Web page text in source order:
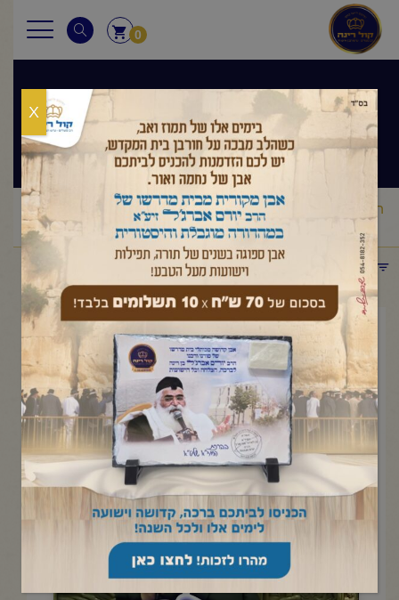
0
שיעורי הרב
ראשי שיעורי הרב /מסר יומי/הרב יורם אברג'ל – המסר היומי –
דרך ארץ קדמה לתורה – כ"ג אייר תשפ"ו
תפריט קטגוריות
הרב יורם אברג'ל – המסר היומי –
דרך ארץ קדמה לתורה – כ"ג אייר
תשפ"ו
מאי 10, 2026
Click to accept marketing cookies and
enable this content
X